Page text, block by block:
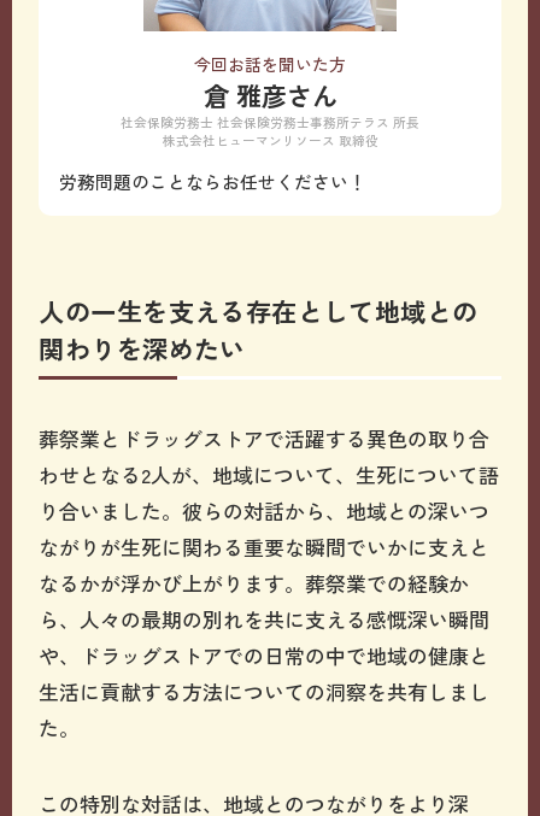
今回お話を聞いた方
倉 雅彦さん
社会保険労務士 社会保険労務士事務所テラス 所長
株式会社ヒューマンリソース 取締役
労務問題のことならお任せください！
人の一生を支える存在として地域との
関わりを深めたい
葬祭業とドラッグストアで活躍する異色の取り合
わせとなる2人が、地域について、生死について語
り合いました。彼らの対話から、地域との深いつ
ながりが生死に関わる重要な瞬間でいかに支えと
なるかが浮かび上がります。葬祭業での経験か
ら、人々の最期の別れを共に支える感慨深い瞬間
や、ドラッグストアでの日常の中で地域の健康と
生活に貢献する方法についての洞察を共有しまし
た。
この特別な対話は、地域とのつながりをより深